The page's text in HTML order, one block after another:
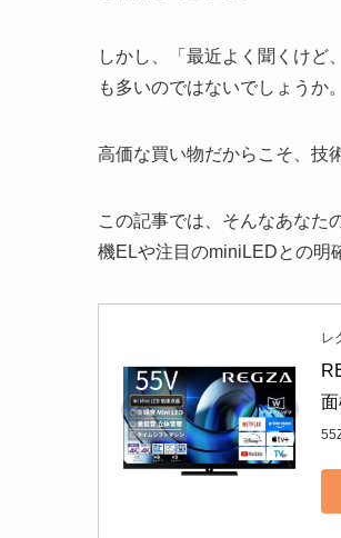
しかし、「最近よく聞くけど
も多いのではないでしょうか。
高価な買い物だからこそ、技
この記事では、そんなあなた
機ELや注目のminiLEDとの明
レ